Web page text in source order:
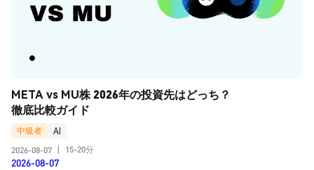
META vs MU株 2026年の投資先はどっち？
徹底比較ガイド
中級者
AI
2026-08-07
15-20分
2026-08-07